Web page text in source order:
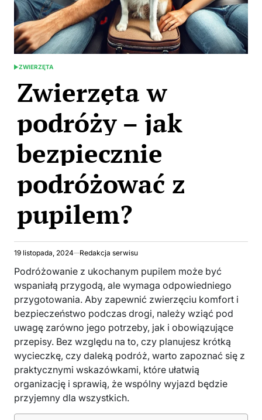
POSTED
ZWIERZĘTA
Zwierzęta w
podróży – jak
bezpiecznie
podróżować z
pupilem?
19 listopada, 2024 Redakcja serwisu
Podróżowanie z ukochanym pupilem może być
wspaniałą przygodą, ale wymaga odpowiedniego
przygotowania. Aby zapewnić zwierzęciu komfort i
bezpieczeństwo podczas drogi, należy wziąć pod
uwagę zarówno jego potrzeby, jak i obowiązujące
przepisy. Bez względu na to, czy planujesz krótką
wycieczkę, czy daleką podróż, warto zapoznać się z
praktycznymi wskazówkami, które ułatwią
organizację i sprawią, że wspólny wyjazd będzie
przyjemny dla wszystkich.